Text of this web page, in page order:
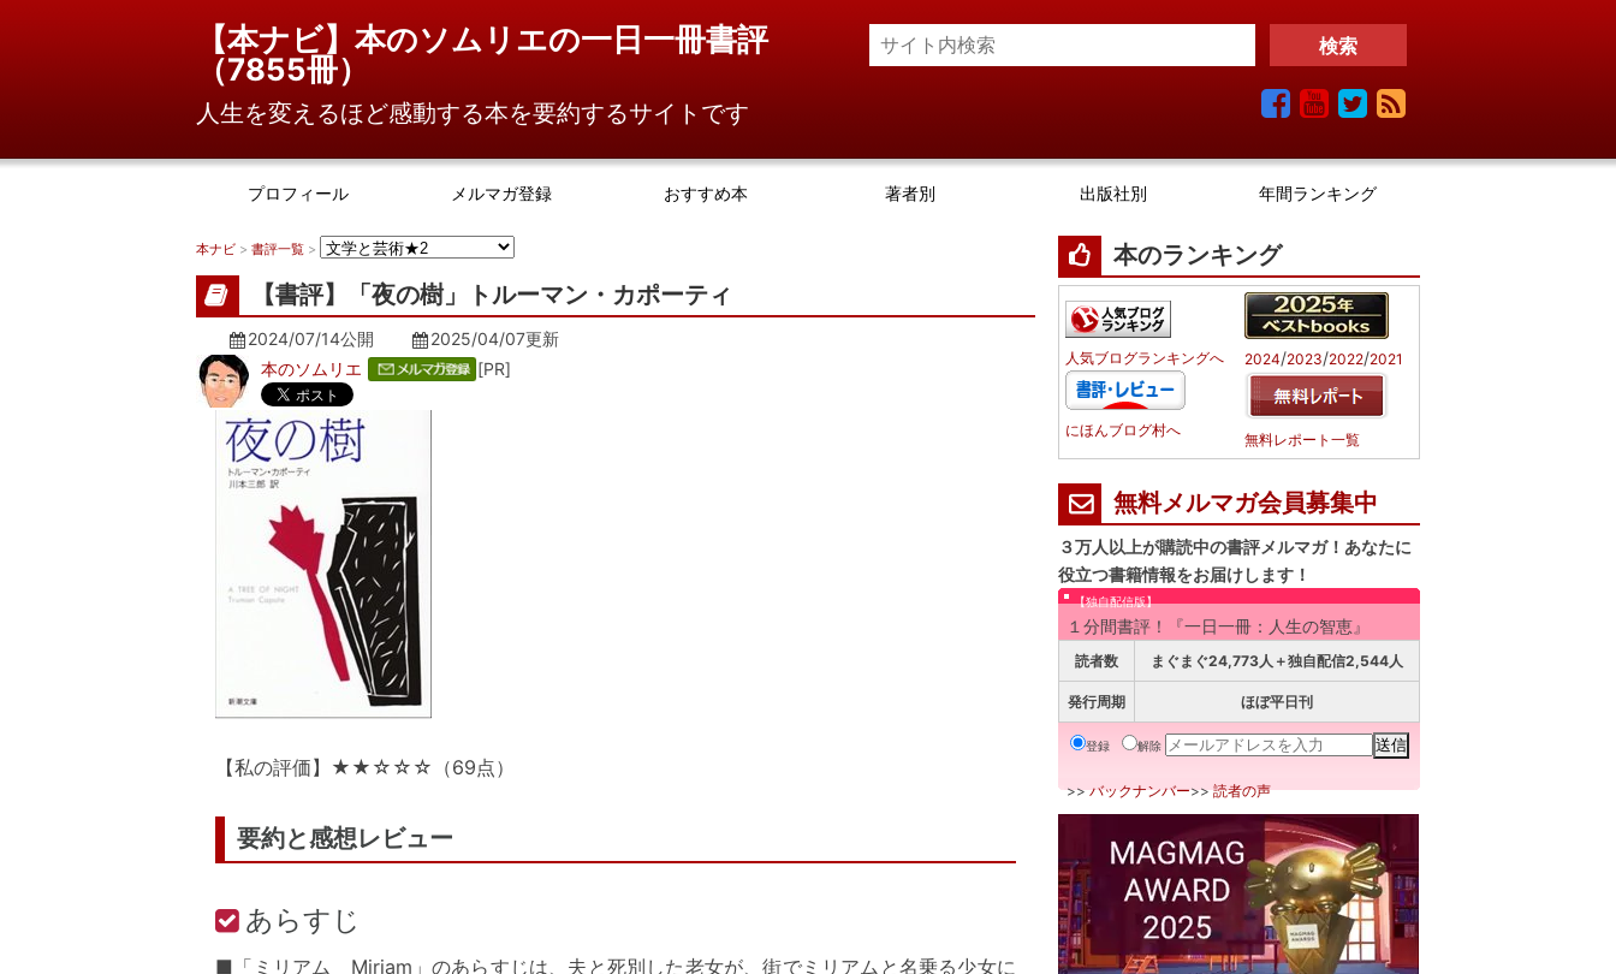
【本ナビ】本のソムリエの一日一冊書評
（7855冊）
人生を変えるほど感動する本を要約するサイトです
プロフィール メルマガ登録 おすすめ本 著者別 出版社別 年間ランキング
本ナビ > 書評一覧 >
【書評】「夜の樹」トルーマン・カポーティ
2024/07/14公開 2025/04/07更新
本のソムリエ
[PR]
【私の評価】★★☆☆☆（69点）
要約と感想レビュー
あらすじ
■「ミリアム Miriam」のあらすじは、夫と死別した老女が、街でミリアムと名乗る少女に
本のランキング
人気ブログランキングへ
にほんブログ村へ
2024/2023/2022/2021
無料レポート一覧
無料メルマガ会員募集中
３万人以上が購読中の書評メルマガ！あなたに
役立つ書籍情報をお届けします！
【独自配信版】
１分間書評！『一日一冊：人生の智恵』
読者数 まぐまぐ24,773人＋独自配信2,544人
発行周期 ほぼ平日刊
登録 解除
>>バックナンバー>>読者の声